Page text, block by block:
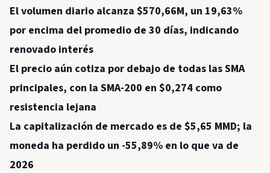
El volumen diario alcanza $570,66M, un 19,63%
por encima del promedio de 30 días, indicando
renovado interés
El precio aún cotiza por debajo de todas las SMA
principales, con la SMA-200 en $0,274 como
resistencia lejana
La capitalización de mercado es de $5,65 MMD; la
moneda ha perdido un -55,89% en lo que va de
2026